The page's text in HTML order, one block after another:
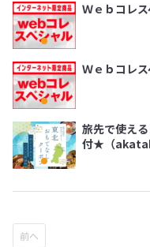
Ｗｅｂコレ
Ｗｅｂコレ
旅先で使え
付★（